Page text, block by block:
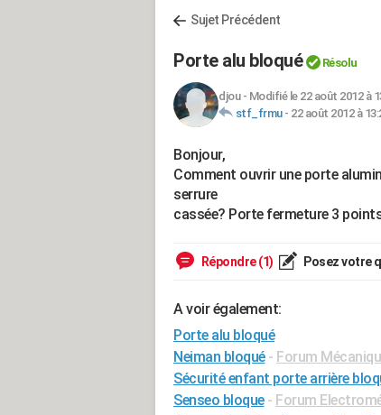
Sujet Précédent
Porte alu bloqué Résolu
djou- Modifié le 22 août 2012 à
stf_frmu- 22 août 2012 à
Bonjour,
Comment ouvrir une porte
serrure
cassée? Porte fermeture 3
Répondre (1) Posez votre
A voir également:
Porte alu bloqué
Neiman bloqué - Forum
Sécurité enfant porte arrière
Senseo bloque - Forum